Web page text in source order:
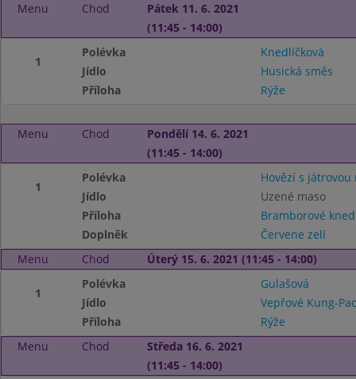
Menu
Chod
Pátek 11. 6. 2021
(11:45 - 14:00)
1
Polévka
Knedlíčková
Jídlo
Husická směs
Příloha
Rýže
Menu Chod
Pondělí 14. 6. 2021
(11:45 - 14:00)
1
Polévka
Hovězí s játrovou
Jídlo
Uzené maso
Příloha
Bramborové
Doplněk
Červene zelí
Menu
Chod Úterý 15. 6. 2021 (11:45 - 14:00)
1
Polévka
Gulašová
Jídlo
Vepřové Kung-
Příloha
Rýže
Menu
Chod
Středa 16. 6. 2021
(11:45 - 14:00)